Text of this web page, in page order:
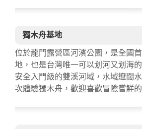
獨木舟基地
位於龍門露營區河濱公園，是全國
地，也是台灣唯一可以划河又划海
安全入門級的雙溪河域，水域遼闊
次體驗獨木舟，歡迎喜歡冒險嘗鮮